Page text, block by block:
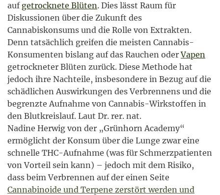
auf getrocknete Blüten. Dies lässt Raum für
Diskussionen über die Zukunft des
Cannabiskonsums und die Rolle von Extrakten.
Denn tatsächlich greifen die meisten Cannabis-
Konsumenten bislang auf das Rauchen oderVapen
getrockneter Blüten zurück. Diese Methode hat
jedoch ihre Nachteile, insbesondere in Bezug auf die
schädlichen Auswirkungen des Verbrennens und die
begrenzte Aufnahme von Cannabis-Wirkstoffen in
den Blutkreislauf. Laut Dr. rer. nat.
Nadine Herwig von der „Grünhorn Academy“
ermöglicht der Konsum über die Lunge zwar eine
schnelle THC-Aufnahme (was für Schmerzpatienten
von Vorteil sein kann) – jedoch mit dem Risiko,
dass beim Verbrennen auf der einen Seite
Cannabinoide und Terpene zerstört werden und